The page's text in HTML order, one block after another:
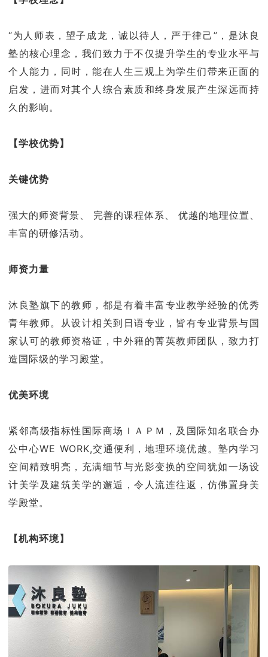
“为人师表，望子成龙，诚以待人，严于律己”，是沐良
塾的核心理念，我们致力于不仅提升学生的专业水平与
个人能力，同时，能在人生三观上为学生们带来正面的
启发，进而对其个人综合素质和终身发展产生深远而持
久的影响。
【学校优势】
关键优势
强大的师资背景、 完善的课程体系、 优越的地理位置、
丰富的研修活动。
师资力量
沐良塾旗下的教师，都是有着丰富专业教学经验的优秀
青年教师。从设计相关到日语专业，皆有专业背景与国
家认可的教师资格证，中外籍的菁英教师团队，致力打
造国际级的学习殿堂。
优美环境
紧邻高级指标性国际商场ＩＡＰＭ，及国际知名联合办
公中心WE WORK,交通便利，地理环境优越。塾内学习
空间精致明亮，充满细节与光影变换的空间犹如一场设
计美学及建筑美学的邂逅，令人流连往返，仿佛置身美
学殿堂。
【机构环境】